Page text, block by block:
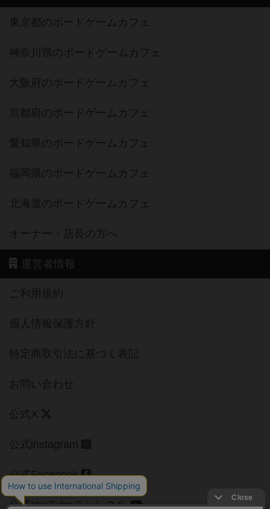
東京都のボードゲームカフェ
神奈川県のボードゲームカフェ
大阪府のボードゲームカフェ
京都府のボードゲームカフェ
愛知県のボードゲームカフェ
福岡県のボードゲームカフェ
北海道のボードゲームカフェ
オーナー・店長の方へ
運営者情報
ご利用規約
個人情報保護方針
特定商取引法に基づく表記
お問い合わせ
公式X
公式instagram
公式Facebook
公式YouTubeチャンネル